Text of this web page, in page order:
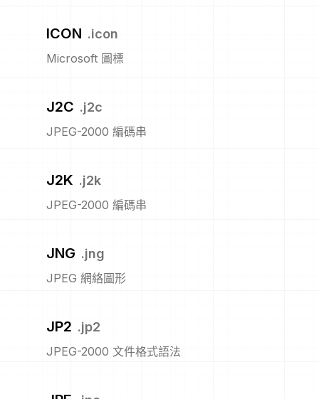
ICON .icon
Microsoft 圖標
J2C .j2c
JPEG-2000 編碼串
J2K .j2k
JPEG-2000 編碼串
JNG .jng
JPEG 網絡圖形
JP2 .jp2
JPEG-2000 文件格式語法